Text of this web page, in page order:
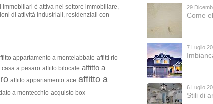
è attiva nel settore immobiliare,
di attività industriali, residenziali con
appartamento a montelabbate affitti rio
casa a pesaro affitto bilocale affitto a
affitto appartamento ace affitto a
a montecchio acquisto box
29
Come
7 Luglio
6 Luglio
Stili di